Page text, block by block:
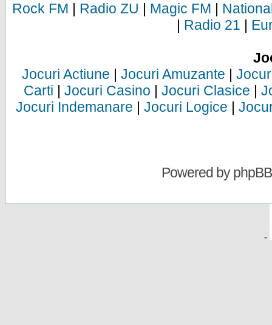
Rock FM | Radio ZU | Magic FM |
| Radio 21 |
Jocuri Actiune | Jocuri Amuzante |
Carti | Jocuri Casino | Jocuri Clasice |
Jocuri Indemanare | Jocuri Logice |
Powered byphpBB
-